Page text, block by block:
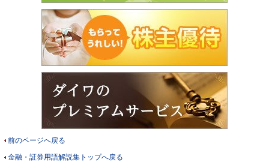
前のページへ戻る
金融・証券用語解説集トップへ戻る